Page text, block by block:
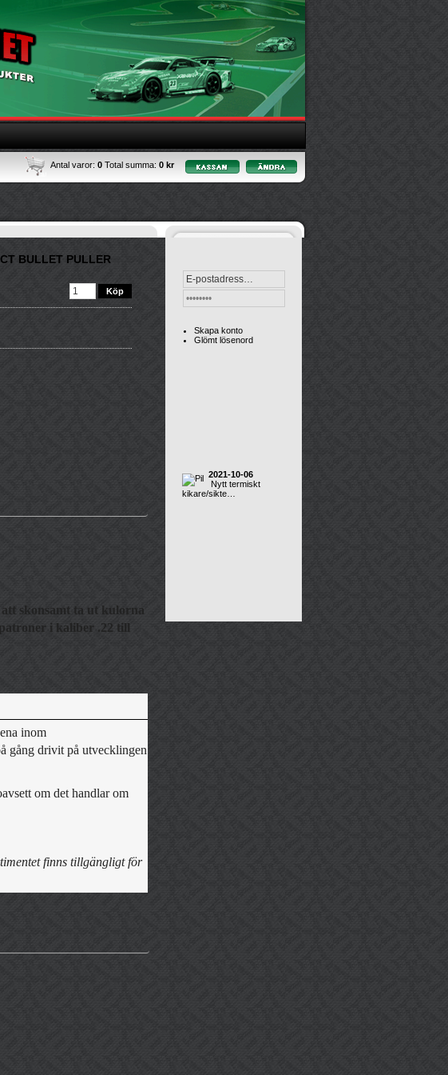
Antal varor: 0 Total summa: 0 kr
BULLET PULLER
skonsamt ta ut kulorna
i kaliber .22 till
inom
gång drivit på utvecklingen
om det handlar om
finns tillgängligt för
Skapa konto
Glömt lösenord
2021-10-06
Nytt termiskt
kikare/sikte…